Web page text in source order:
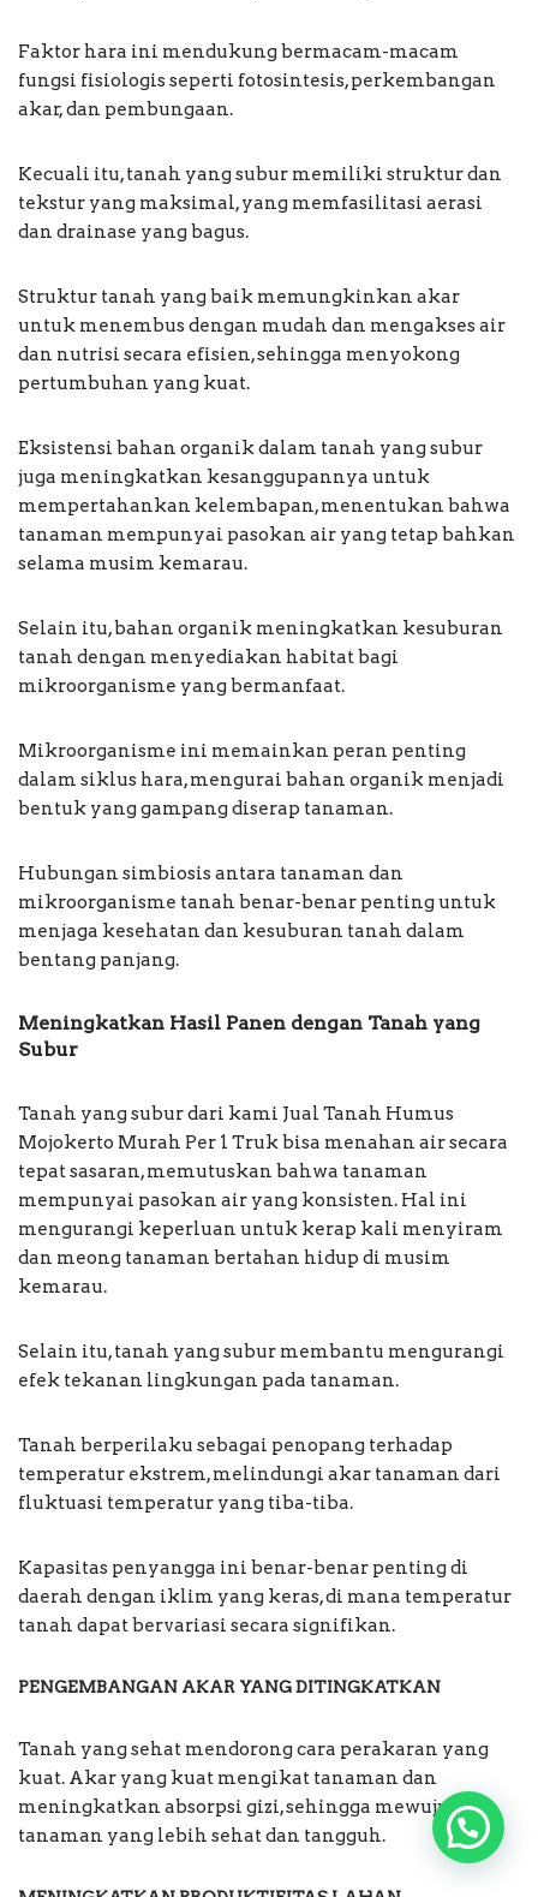
Faktor hara ini mendukung bermacam-macam
fungsi fisiologis seperti fotosintesis, perkembangan
akar, dan pembungaan.
Kecuali itu, tanah yang subur memiliki struktur dan
tekstur yang maksimal, yang memfasilitasi aerasi
dan drainase yang bagus.
Struktur tanah yang baik memungkinkan akar
untuk menembus dengan mudah dan mengakses air
dan nutrisi secara efisien, sehingga menyokong
pertumbuhan yang kuat.
Eksistensi bahan organik dalam tanah yang subur
juga meningkatkan kesanggupannya untuk
mempertahankan kelembapan, menentukan bahwa
tanaman mempunyai pasokan air yang tetap bahkan
selama musim kemarau.
Selain itu, bahan organik meningkatkan kesuburan
tanah dengan menyediakan habitat bagi
mikroorganisme yang bermanfaat.
Mikroorganisme ini memainkan peran penting
dalam siklus hara, mengurai bahan organik menjadi
bentuk yang gampang diserap tanaman.
Hubungan simbiosis antara tanaman dan
mikroorganisme tanah benar-benar penting untuk
menjaga kesehatan dan kesuburan tanah dalam
bentang panjang.
Meningkatkan Hasil Panen dengan Tanah yang
Subur
Tanah yang subur dari kami Jual Tanah Humus
Mojokerto Murah Per 1 Truk bisa menahan air secara
tepat sasaran, memutuskan bahwa tanaman
mempunyai pasokan air yang konsisten. Hal ini
mengurangi keperluan untuk kerap kali menyiram
dan meong tanaman bertahan hidup di musim
kemarau.
Selain itu, tanah yang subur membantu mengurangi
efek tekanan lingkungan pada tanaman.
Tanah berperilaku sebagai penopang terhadap
temperatur ekstrem, melindungi akar tanaman dari
fluktuasi temperatur yang tiba-tiba.
Kapasitas penyangga ini benar-benar penting di
daerah dengan iklim yang keras, di mana temperatur
tanah dapat bervariasi secara signifikan.
PENGEMBANGAN AKAR YANG DITINGKATKAN
Tanah yang sehat mendorong cara perakaran yang
kuat. Akar yang kuat mengikat tanaman dan
meningkatkan absorpsi gizi, sehingga mewujudkan
tanaman yang lebih sehat dan tangguh.